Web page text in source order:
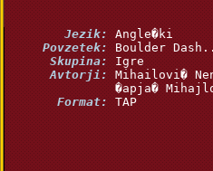
       Jezik:
    Povzetek:
     Skupina:
     Avtorji:
      Format:
TAP